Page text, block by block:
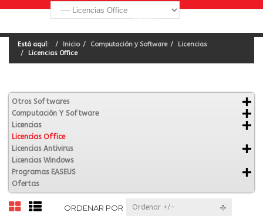
Está aquí: Inicio Computación y Software
Licencias
Licencias Office
Otros Softwares
Computación Y Software
Licencias
Licencias Office
Licencias Antivirus
Licencias Windows
Programas EASEUS
Ofertas
ORDENAR POR Ordenar +/-